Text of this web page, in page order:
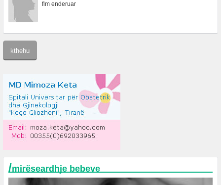
flm enderuar
/mirëseardhje bebeve